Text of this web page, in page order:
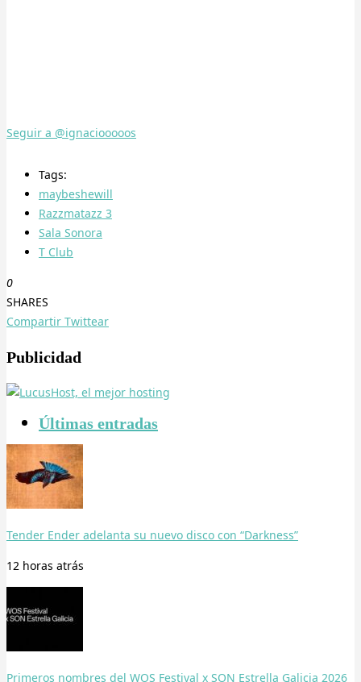
Seguir a @ignaciooooos
Tags:
maybeshewill
Razzmatazz 3
Sala Sonora
T Club
0
SHARES
Compartir Twittear
Publicidad
Últimas entradas
Tender Ender adelanta su nuevo disco con “Darkness”
12 horas atrás
Primeros nombres del WOS Festival x SON Estrella Galicia 2026